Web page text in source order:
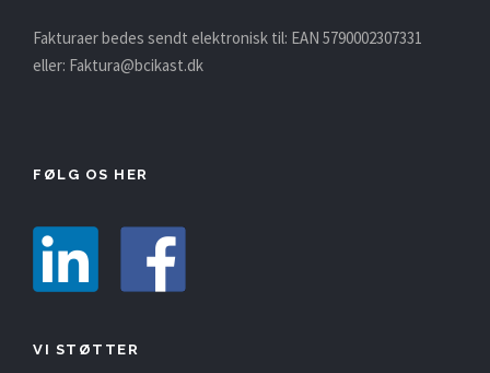
Fakturaer bedes sendt elektronisk til: EAN 5790002307331
eller: Faktura@bcikast.dk
FØLG OS HER
VI STØTTER